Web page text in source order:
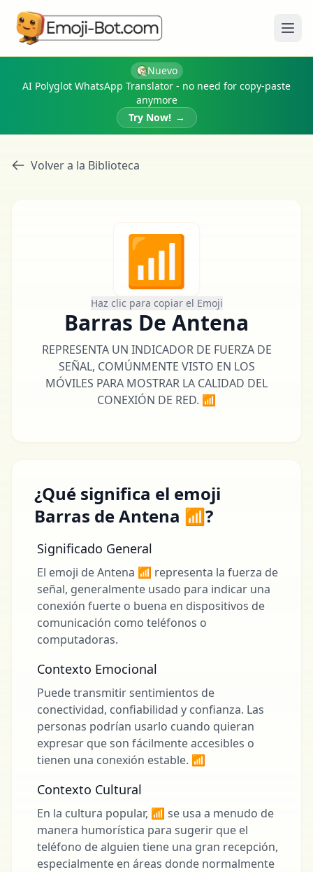
Nuevo
AI Polyglot WhatsApp Translator - no need for copy-paste
anymore
Try Now! →
Volver a la Biblioteca
📶
Haz clic para copiar el Emoji
Barras De Antena
REPRESENTA UN INDICADOR DE FUERZA DE
SEÑAL, COMÚNMENTE VISTO EN LOS
MÓVILES PARA MOSTRAR LA CALIDAD DEL
CONEXIÓN DE RED. 📶
¿Qué significa el emoji
Barras de Antena 📶?
Significado General
El emoji de Antena 📶 representa la fuerza de
señal, generalmente usado para indicar una
conexión fuerte o buena en dispositivos de
comunicación como teléfonos o
computadoras.
Contexto Emocional
Puede transmitir sentimientos de
conectividad, confiabilidad y confianza. Las
personas podrían usarlo cuando quieran
expresar que son fácilmente accesibles o
tienen una conexión estable. 📶
Contexto Cultural
En la cultura popular, 📶 se usa a menudo de
manera humorística para sugerir que el
teléfono de alguien tiene una gran recepción,
especialmente en áreas donde normalmente